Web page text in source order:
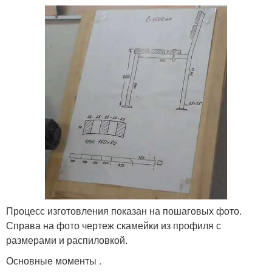
Процесс изготовления показан на пошаговых фото.
Справа на фото чертеж скамейки из профиля с
размерами и распиловкой.
Основные моменты .